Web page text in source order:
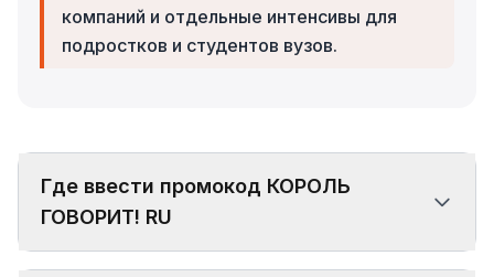
компаний и отдельные интенсивы для
подростков и студентов вузов.
Где ввести промокод КОРОЛЬ
ГОВОРИТ! RU